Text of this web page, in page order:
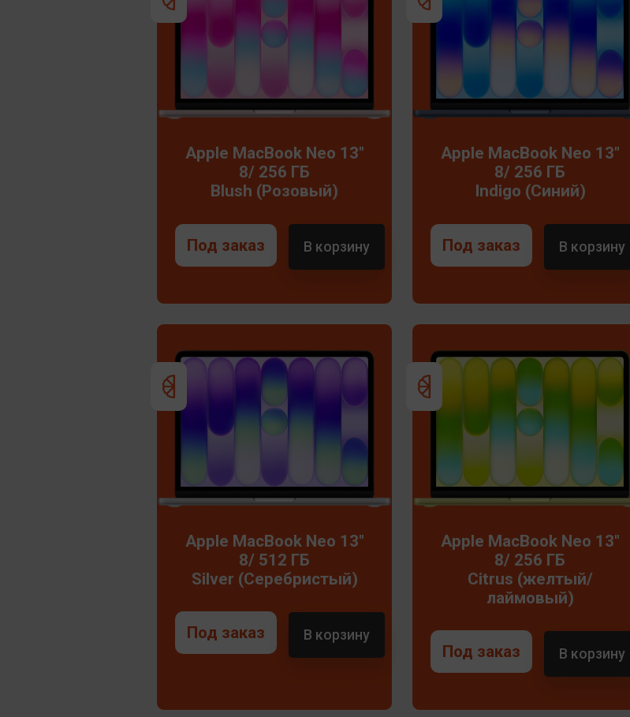
Apple MacBook Neo 13"
8/ 256 ГБ
Blush (Розовый)
Под заказ В корзину
Apple MacBook Neo 13"
8/ 256 ГБ
Indigo (Синий)
Под заказ В корзину
Apple MacBook Neo 13"
8/ 512 ГБ
Silver (Серебристый)
Под заказ В корзину
Apple MacBook Neo 13"
8/ 256 ГБ
Citrus (желтый/
лаймовый)
Под заказ В корзину